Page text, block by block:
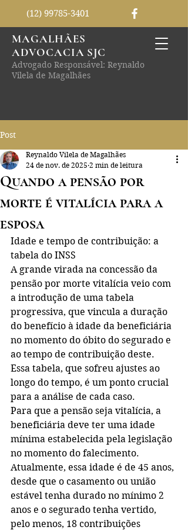
(12) 99785-3401
MAGALHÃES
ADVOCACIA SJC
Advogado Responsável: Reynaldo
Vilela de Magalhães
Post
Quando a pensão por
morte é vitalícia para a
esposa
Reynaldo Vilela de Magalhães
24 de nov. de 2025 2 min de leitura
Idade e tempo de contribuição: a
tabela do INSS
A grande virada na concessão da
pensão por morte vitalícia veio com
a introdução de uma tabela
progressiva, que vincula a duração
do benefício à idade da beneficiária
no momento do óbito do segurado e
ao tempo de contribuição deste.
Essa tabela, que sofreu ajustes ao
longo do tempo, é um ponto crucial
para a análise de cada caso.
Para que a pensão seja vitalícia, a
beneficiária deve ter uma idade
mínima estabelecida pela legislação
no momento do falecimento.
Atualmente, essa idade é de 45 anos,
desde que o casamento ou união
estável tenha durado no mínimo 2
anos e o segurado tenha vertido,
pelo menos, 18 contribuições